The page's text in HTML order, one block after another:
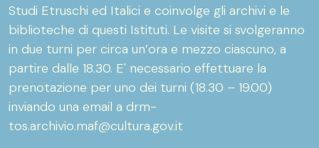
profezie. Un’operazione culturale e politica, che usò
il falso come strumento per legittimare identità e
memoria nel contesto di scontro politico e
culturale tra Granducato di Toscana e Stato
Pontificio nei turbolenti decenni dalla Guerra dei 30
anni. Un caso di rilevanza internazionale che segnò
profondamente l’approccio, lo studio e l’interesse
all’etruscologia nei secoli successivi e che ancora
Studi Etruschi ed Italici e coinvolge gli archivi e le
biblioteche di questi Istituti. Le visite si svolgeranno
in due turni per circa un’ora e mezzo ciascuno, a
partire dalle 18.30. E' necessario effettuare la
prenotazione per uno dei turni (18.30 – 19.00)
inviando una email a drm-
tos.archivio.maf@cultura.gov.it